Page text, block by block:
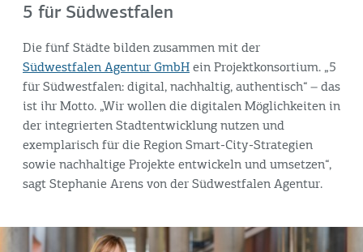
5 für Südwestfalen
Die fünf Städte bilden zusammen mit der
Südwestfalen Agentur GmbH ein Projektkonsortium. „5
für Südwestfalen: digital, nachhaltig, authentisch“ – das
ist ihr Motto. „Wir wollen die digitalen Möglichkeiten in
der integrierten Stadtentwicklung nutzen und
exemplarisch für die Region Smart-City-Strategien
sowie nachhaltige Projekte entwickeln und umsetzen“,
sagt Stephanie Arens von der Südwestfalen Agentur.